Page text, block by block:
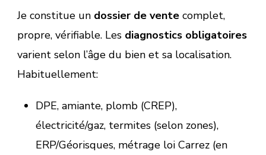
Je constitue un dossier de vente complet,
propre, vérifiable. Les diagnostics obligatoires
varient selon l’âge du bien et sa localisation.
Habituellement:
DPE, amiante, plomb (CREP),
électricité/gaz, termites (selon zones),
ERP/Géorisques, métrage loi Carrez (en